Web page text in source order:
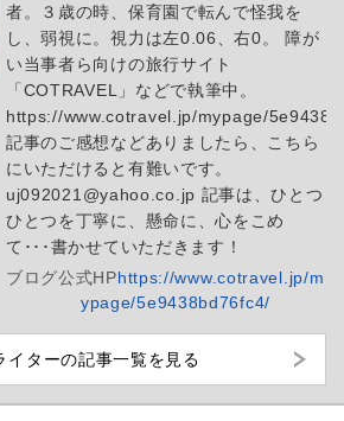
者。３歳の時、保育園で転んで怪我を
し、弱視に。視力は左0.06、右0。 障が
い当事者ら向けの旅行サイト
「COTRAVEL」などで執筆中。
https://www.cotravel.jp/mypage/
記事のご感想などありましたら、こちら
にいただけると有難いです。
uj092021@yahoo.co.jp 記事は、ひとつ
ひとつを丁寧に、懸命に、心をこめ
て･･･書かせていただきます！
ブログ公式HPhttps://www.cotravel.jp/m
ypage/5e9438bd76fc4/
イターの記事一覧を見る